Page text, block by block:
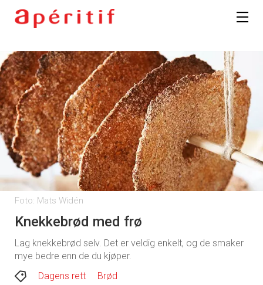
Foto: Mats Widén
Knekkebrød med frø
Lag knekkebrød selv. Det er veldig enkelt, og de smaker
mye bedre enn de du kjøper.
Dagens rett
Brød